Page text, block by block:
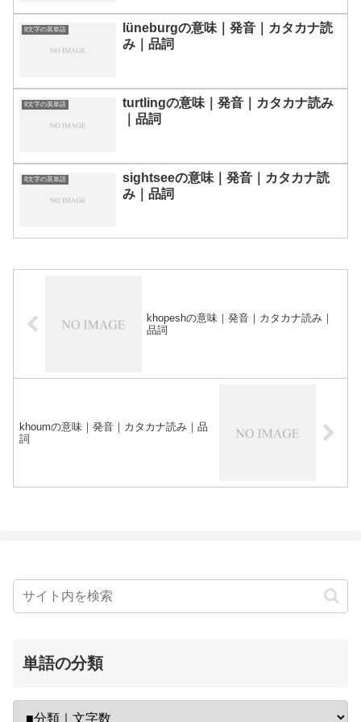
8文字の英単語
lüneburgの意味｜発音｜カタカナ読
み｜品詞
8文字の英単語
turtlingの意味｜発音｜カタカナ読み
｜品詞
8文字の英単語
sightseeの意味｜発音｜カタカナ読
み｜品詞
khopeshの意味｜発音｜カタカナ読み｜
品詞
khoumの意味｜発音｜カタカナ読み｜品
詞
単語の分類